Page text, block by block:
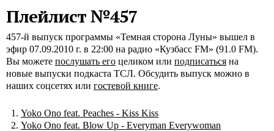
Плейлист №457
457-й выпуск программы «Темная сторона Луны» вышел в
эфир 07.09.2010 г. в 22:00 на радио «Кузбасс FM» (91.0 FM).
Вы можете послушать его целиком или подписаться на
новые выпуски подкаста ТСЛ. Обсудить выпуск можно в
наших соцсетях или гостевой книге.
Yoko Ono feat. Peaches - Kiss Kiss
Yoko Ono feat. Blow Up - Everyman Everywoman